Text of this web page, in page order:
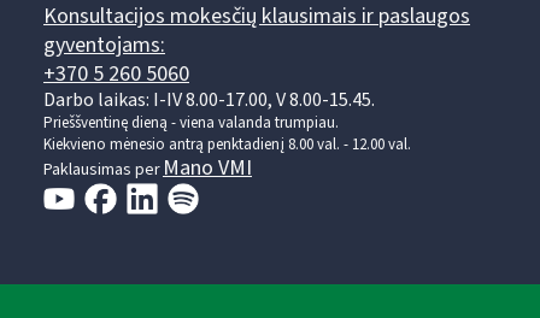
Konsultacijos mokesčių klausimais ir paslaugos
gyventojams:
+370 5 260 5060
Darbo laikas: I-IV 8.00-17.00, V 8.00-15.45.
Prieššventinę dieną - viena valanda trumpiau.
Kiekvieno mėnesio antrą penktadienį 8.00 val. - 12.00 val.
Paklausimas perMano VMI